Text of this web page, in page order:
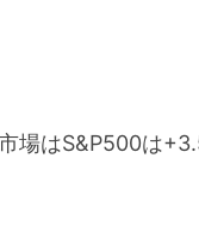
場はS&P500は